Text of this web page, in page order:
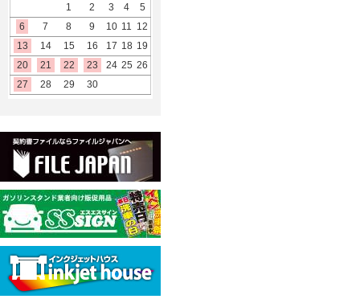
1
2 3 4
5
6
7 8 9 10 11 12
13
14 15 16 17 18 19
20
21 22 23 24 25 26
27
28 29 30